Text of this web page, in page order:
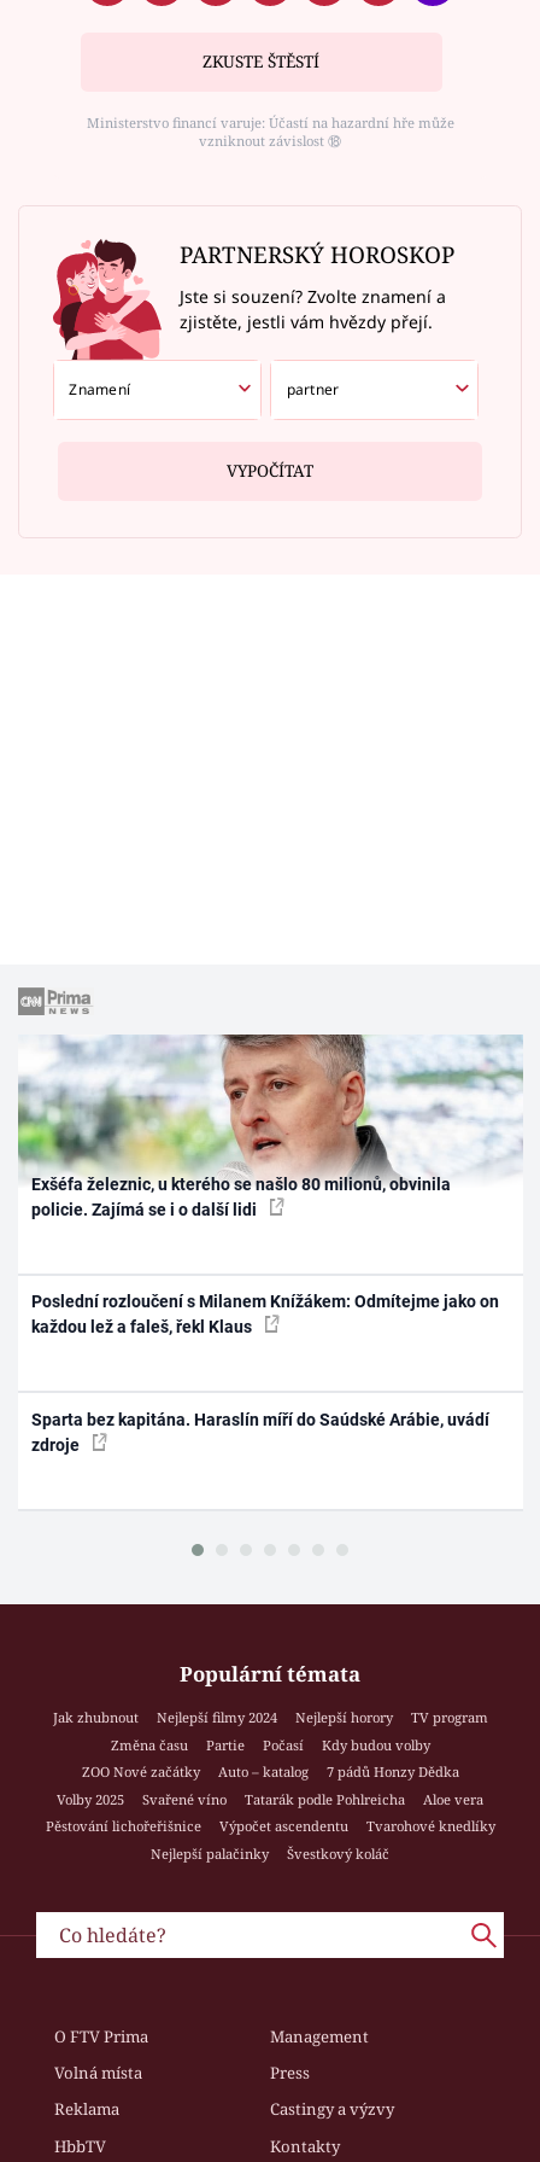
ZKUSTE ŠTĚSTÍ
Ministerstvo financí varuje: Účastí na hazardní hře může
vzniknout závislost ⑱
PARTNERSKÝ HOROSKOP
Jste si souzení? Zvolte znamení a
zjistěte, jestli vám hvězdy přejí.
VYPOČÍTAT
Exšéfa železnic, u kterého se našlo 80 milionů, obvinila
policie. Zajímá se i o další lidi
Poslední rozloučení s Milanem Knížákem: Odmítejme jako on
každou lež a faleš, řekl Klaus
Sparta bez kapitána. Haraslín míří do Saúdské Arábie, uvádí
zdroje
Populární témata
Jak zhubnout Nejlepší filmy 2024 Nejlepší horory
TV program
Změna času
Partie Počasí
Kdy budou volby
ZOO Nové začátky
Auto – katalog
7 pádů Honzy Dědka
Volby 2025
Svařené víno Tatarák podle Pohlreicha
Aloe vera
Pěstování lichořeřišnice
Výpočet ascendentu
Tvarohové knedlíky
Nejlepší palačinky
Švestkový koláč
O FTV Prima
Management
Volná místa
Press
Reklama
Castingy a výzvy
HbbTV
Kontakty